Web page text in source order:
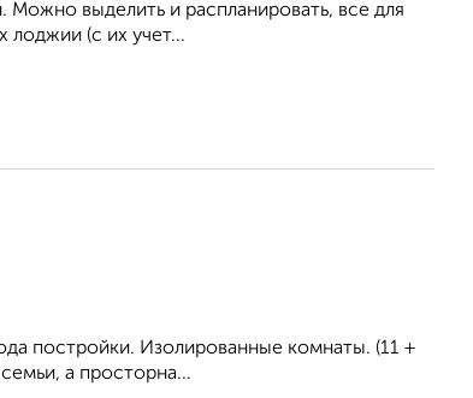
Можно выделить и распланировать, все для
лоджии (с их учет...
постройки. Изолированные комнаты. (11 +
а просторна...